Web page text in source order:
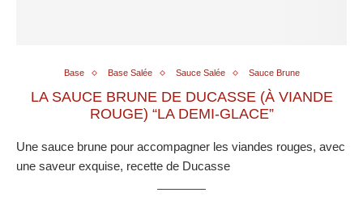
Base Base Salée Sauce Salée Sauce Brune
LA SAUCE BRUNE DE DUCASSE (À VIANDE
ROUGE) “LA DEMI-GLACE”
Une sauce brune pour accompagner les viandes rouges, avec
une saveur exquise, recette de Ducasse